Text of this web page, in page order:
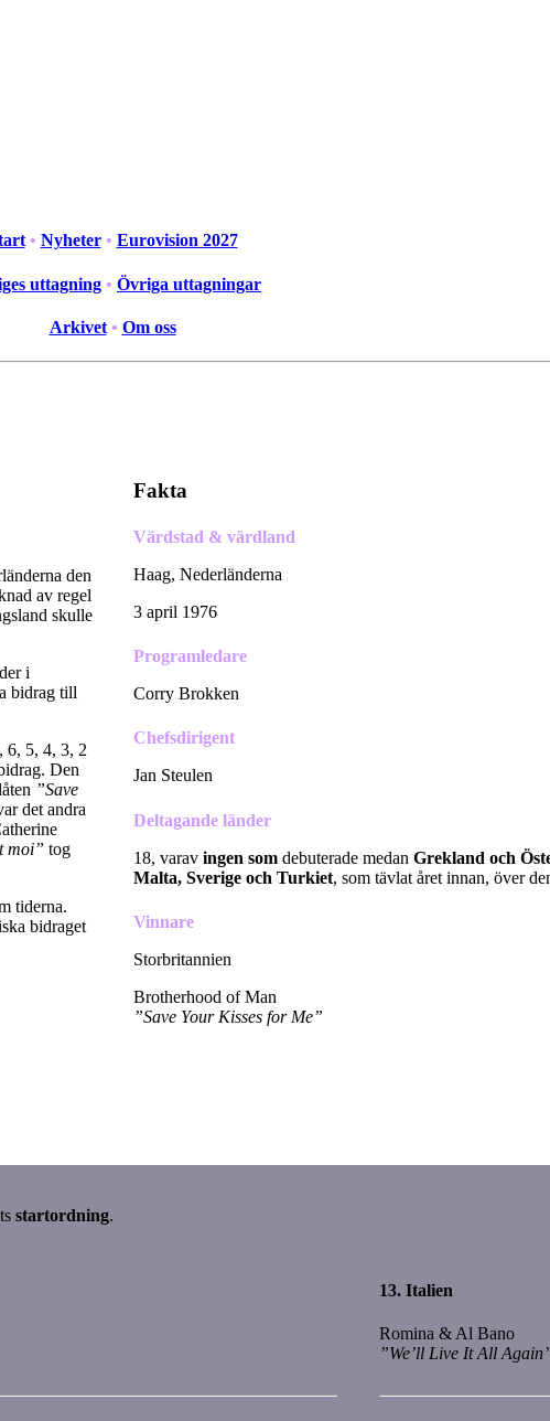
• Nyheter • Eurovision 2027
uttagning • Övriga uttagningar
Arkivet • Om oss
den
av regel
skulle
i
bidrag till
6, 5, 4, 3, 2
Den
”Save
det andra
moi” tog
tiderna.
bidraget
Fakta
Värdstad & värdland
Haag, Nederländerna
3 april 1976
Programledare
Corry Brokken
Chefsdirigent
Jan Steulen
Deltagande länder
18, varav ingen som debuterade medan Grekland och
Malta, Sverige och Turkiet, som tävlat året innan, över
Vinnare
Storbritannien
Brotherhood of Man
”Save Your Kisses for Me”
startordning.
13. Italien
Romina & Al Bano
”We’ll Live It All